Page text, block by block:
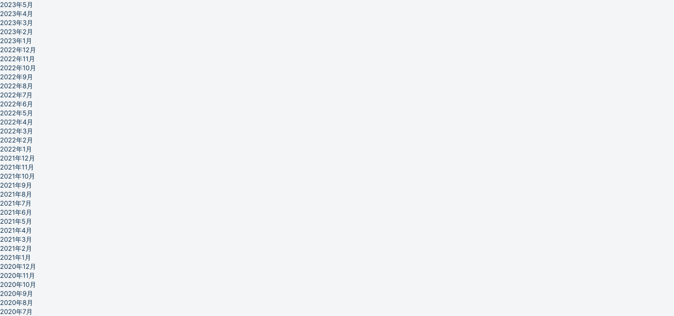
2023年5月
2023年4月
2023年3月
2023年2月
2023年1月
2022年12月
2022年11月
2022年10月
2022年9月
2022年8月
2022年7月
2022年6月
2022年5月
2022年4月
2022年3月
2022年2月
2022年1月
2021年12月
2021年11月
2021年10月
2021年9月
2021年8月
2021年7月
2021年6月
2021年5月
2021年4月
2021年3月
2021年2月
2021年1月
2020年12月
2020年11月
2020年10月
2020年9月
2020年8月
2020年7月